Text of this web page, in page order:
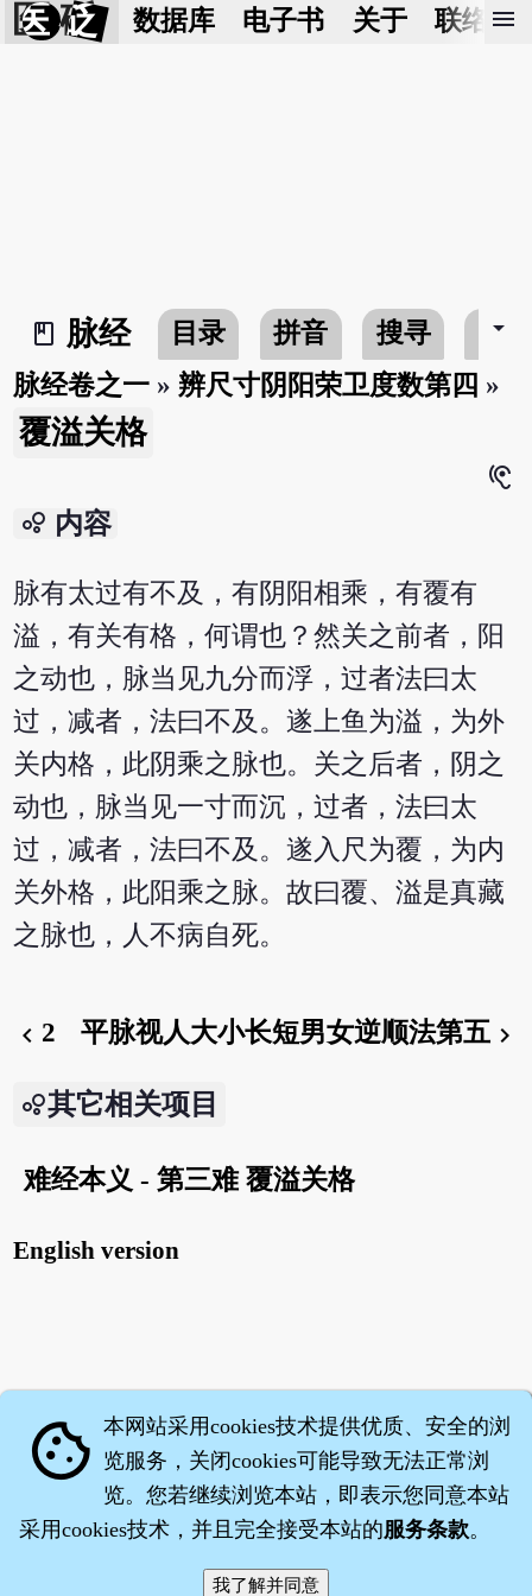
医 砭 数据库 电子书 关于 联络我
menu
book_2
脉经 目录 拼音 搜寻 书介
arrow_drop_down
脉经卷之一 » 辨尺寸阴阳荣卫度数第四 »
覆溢关格
hearing
bubble_chart 内容
脉有太过有不及，有阴阳相乘，有覆有
溢，有关有格，何谓也？然关之前者，阳
之动也，脉当见九分而浮，过者法曰太
过，减者，法曰不及。遂上鱼为溢，为外
关内格，此阴乘之脉也。关之后者，阴之
动也，脉当见一寸而沉，过者，法曰太
过，减者，法曰不及。遂入尺为覆，为内
关外格，此阳乘之脉。故曰覆、溢是真藏
之脉也，人不病自死。
chevron_left 2 平脉视人大小长短男女逆顺法第五chevron_right
其它相关项目
难经本义 - 第三难 覆溢关格
English version
·沈药子©2008～2026
cookie 本网站采用cookies技术提供优质、安全的浏
览服务，关闭cookies可能导致无法正常浏
览。您若继续浏览本站，即表示您同意本站
采用cookies技术，并且完全接受本站的服务条款。